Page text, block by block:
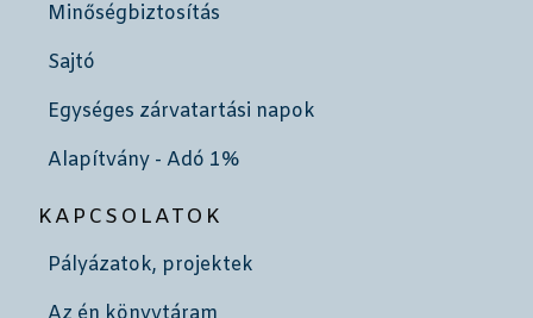
Minőségbiztosítás
Sajtó
Egységes zárvatartási napok
Alapítvány - Adó 1%
KAPCSOLATOK
Pályázatok, projektek